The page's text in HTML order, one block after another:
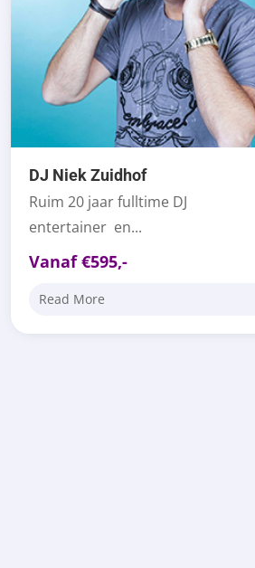
DJ Niek Zuidhof
Ruim 20 jaar fulltime DJ
entertainer en...
Vanaf €595,-
Read More